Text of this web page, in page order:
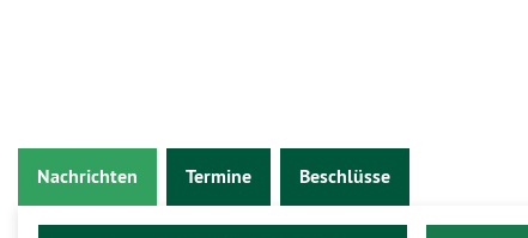
Nachrichten Termine Beschlüsse